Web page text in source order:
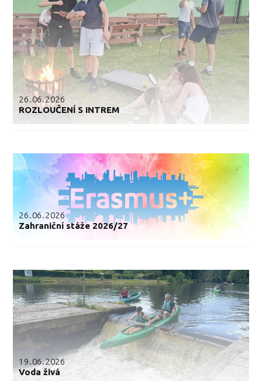
26.06.2026
ROZLOUČENÍ S INTREM
26.06.2026
Zahraniční stáže 2026/27
19.06.2026
Voda živá